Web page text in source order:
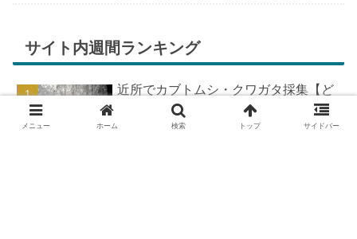
サイト内週間ランキング
近所でカブトムシ・クワガタ採集【ど
こで採れる？穴場採集場所の見つけ
方！採集場所と方法やポイントの紹
メニュー ホーム 検索 トップ サイドバー